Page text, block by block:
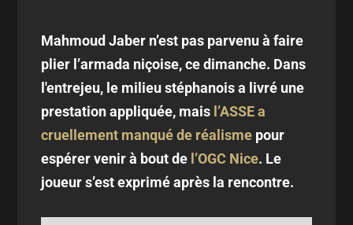
Mahmoud Jaber n’est pas parvenu à faire
plier l’armada niçoise, ce dimanche. Dans
l'entrejeu, le milieu stéphanois a livré une
prestation appliquée, mais l’ASSE a
cruellement manqué de réalisme pour
espérer venir à bout de l’OGC Nice. Le
joueur s’est exprimé après la rencontre.